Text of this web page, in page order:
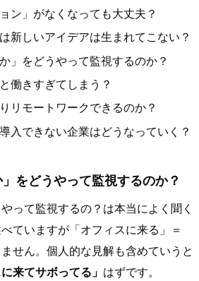
ン」がなくなっても大丈夫？
新しいアイデアは生まれてこない？
」をどうやって監視するのか？
働きすぎてしまう？
リモートワークできるのか？
入できない企業はどうなっていく？
」をどうやって監視するのか？
って監視するの？は本当によく聞く
ていますが「オフィスに来る」＝
せん。個人的な見解も含めていうと
来てサボってる」 はずです。